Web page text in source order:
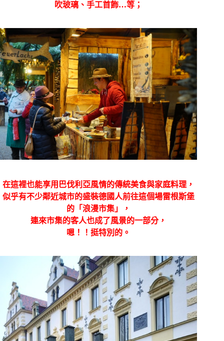
吹玻璃、手工首飾…等；
在這裡也能享用巴伐利亞風情的傳統美食與家庭料理，
似乎有不少鄰近城市的盛裝德國人前往這個場雷根斯堡
的「浪漫市集」，
連來市集的客人也成了風景的一部分，
嗯！！挺特別的。